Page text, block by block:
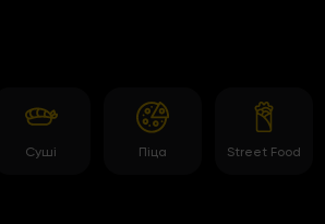
Суші Піца Street Food